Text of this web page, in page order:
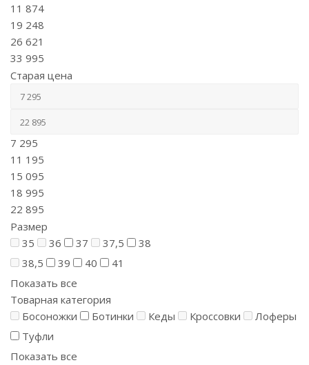
11 874
19 248
26 621
33 995
Старая цена
7 295
11 195
15 095
18 995
22 895
Размер
35
36 37 37,5
38
38,5
39 40
41
Показать все
Товарная категория
Босоножки
Ботинки Кеды Кроссовки
Лоферы
Туфли
Показать все